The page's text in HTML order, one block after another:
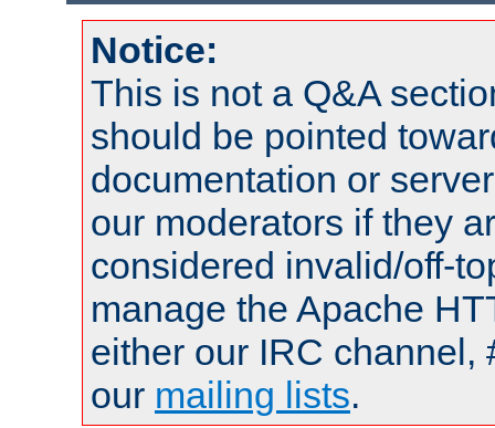
Notice:
This is not a Q&A
should be pointed
documentation or
our moderators if they
considered invalid/off-
manage the Apache
either our IRC channel,
our mailing lists.